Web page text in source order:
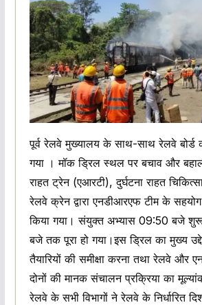
पूर्व रेलवे मुख्यालय के साथ-साथ रेलवे बोर्ड
गया । मॉक ड्रिल स्थल पर बचाव और
राहत ट्रेन (एआरटी), दुर्घटना राहत
रेलवे क्रेन द्वारा एनडीआरएफ टीम के
किया गया। संयुक्त अभ्यास 09:50 बजे
बजे तक पूरा हो गया।इस ड्रिल का मुख्य
तैयारियों की समीक्षा करना तथा रेलवे और
दोनों की मानक संचालन प्रक्रिया का
रेलवे के सभी विभागों ने रेलवे के निर्धारित